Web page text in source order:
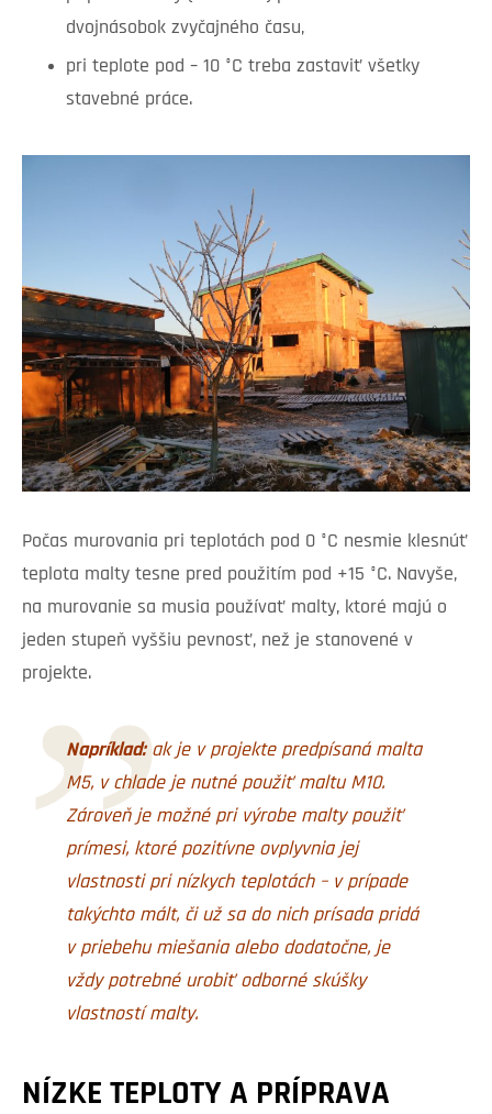
dvojnásobok zvyčajného času,
pri teplote pod – 10 °C treba zastaviť všetky
stavebné práce.
Počas murovania pri teplotách pod 0 °C nesmie klesnúť
teplota malty tesne pred použitím pod +15 °C. Navyše,
na murovanie sa musia používať malty, ktoré majú o
jeden stupeň vyššiu pevnosť, než je stanovené v
projekte.
Napríklad:ak je v projekte predpísaná malta
M5, v chlade je nutné použiť maltu M10.
Zároveň je možné pri výrobe malty použiť
prímesi, ktoré pozitívne ovplyvnia jej
vlastnosti pri nízkych teplotách – v prípade
takýchto mált, či už sa do nich prísada pridá
v priebehu miešania alebo dodatočne, je
vždy potrebné urobiť odborné skúšky
vlastností malty.
NÍZKE TEPLOTY A PRÍPRAVA